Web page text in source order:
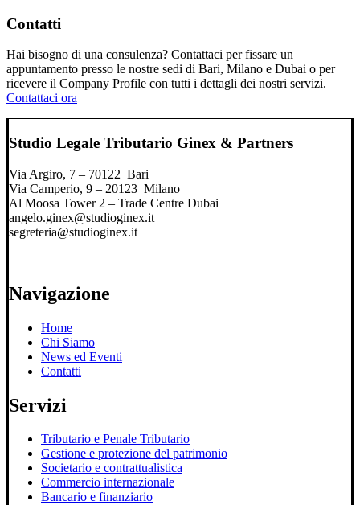
Contatti
Hai bisogno di una consulenza? Contattaci per fissare un
appuntamento presso le nostre sedi di Bari, Milano e Dubai o per
ricevere il Company Profile con tutti i dettagli dei nostri servizi.
Contattaci ora
Studio Legale Tributario Ginex & Partners
Via Argiro, 7 – 70122 Bari
Via Camperio, 9 – 20123 Milano
Al Moosa Tower 2 – Trade Centre Dubai
angelo.ginex@studioginex.it
segreteria@studioginex.it
Navigazione
Home
Chi Siamo
News ed Eventi
Contatti
Servizi
Tributario e Penale Tributario
Gestione e protezione del patrimonio
Societario e contrattualistica
Commercio internazionale
Bancario e finanziario